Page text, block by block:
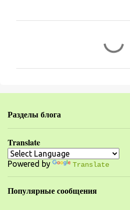
е
т
р
и
и
Разделы блога
Translate
Powered by Translate
Популярные сообщения